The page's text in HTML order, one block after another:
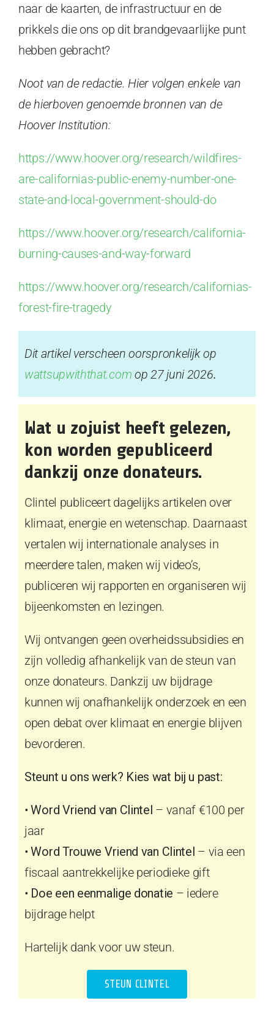
naar de kaarten, de infrastructuur en de
prikkels die ons op dit brandgevaarlijke punt
hebben gebracht?
Noot van de redactie. Hier volgen enkele van
de hierboven genoemde bronnen van de
Hoover Institution:
https://www.hoover.org/research/wildfires-
are-californias-public-enemy-number-one-
state-and-local-government-should-do
https://www.hoover.org/research/california-
burning-causes-and-way-forward
https://www.hoover.org/research/californias-
forest-fire-tragedy
Dit artikel verscheen oorspronkelijk op
wattsupwiththat.com op 27 juni 2026.
Wat u zojuist heeft gelezen,
kon worden gepubliceerd
dankzij onze donateurs.
Clintel publiceert dagelijks artikelen over
klimaat, energie en wetenschap. Daarnaast
vertalen wij internationale analyses in
meerdere talen, maken wij video’s,
publiceren wij rapporten en organiseren wij
bijeenkomsten en lezingen.
Wij ontvangen geen overheidssubsidies en
zijn volledig afhankelijk van de steun van
onze donateurs. Dankzij uw bijdrage
kunnen wij onafhankelijk onderzoek en een
open debat over klimaat en energie blijven
bevorderen.
Steunt u ons werk? Kies wat bij u past:
•Word Vriend van Clintel – vanaf €100 per
jaar
•Word Trouwe Vriend van Clintel – via een
fiscaal aantrekkelijke periodieke gift
• Doe een eenmalige donatie – iedere
bijdrage helpt
Hartelijk dank voor uw steun.
STEUN CLINTEL